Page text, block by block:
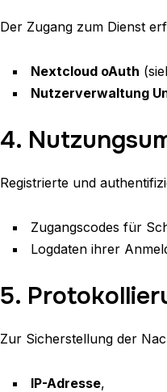
Der Zugang zum Dienst
Nextcloud oAuth
Nutzerverwaltung
4.
Registrierte und
Zugangscodes für
Logdaten ihrer
5.
Zur Sicherstellung der
IP-Adresse,